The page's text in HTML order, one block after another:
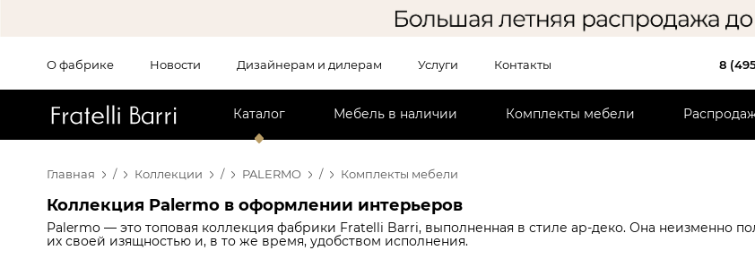
О фабрике Новости Дизайнерам и дилерам Услуги Контакты 8
Каталог Мебель в наличии Комплекты мебели
Главная / Коллекции / PALERMO / Комплекты мебели
Коллекция Palermo в оформлении интерьеров
Palermo — это топовая коллекция фабрики Fratelli Barri, выполненная в стиле ар-деко. Она неизменно
их своей изящностью и, в то же время, удобством исполнения.